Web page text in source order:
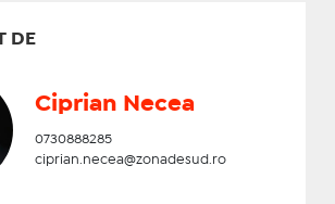
DE
Ciprian Necea
0730888285
ciprian.necea@zonadesud.ro